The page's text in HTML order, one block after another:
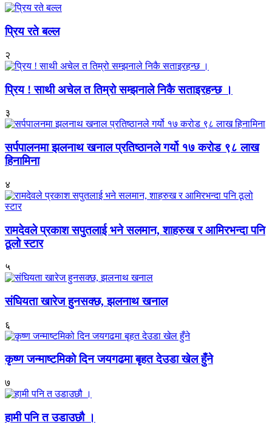
प्रिय रते बल्ल
२
प्रिय ! साथी अचेल त तिम्रो सम्झनाले निकै सताइरहन्छ ।
३
सर्पपालनमा झलनाथ खनाल प्रतिष्ठानले गर्यो १७ करोड ९८ लाख
हिनामिना
४
रामदेवले प्रकाश सपुतलाई भने सलमान, शाहरुख र आमिरभन्दा पनि
ठूलो स्टार
५
संघियता खारेज हुनसक्छ, झलनाथ खनाल
६
कृष्ण जन्माष्टमिको दिन जयगढमा बृहत देउडा खेल हुँने
७
हामी पनि त उडाउछौ ।